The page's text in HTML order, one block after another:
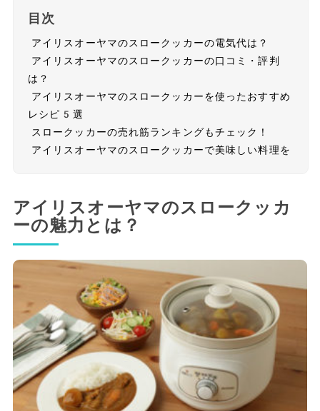
目次
アイリスオーヤマのスロークッカーの電気代は？
アイリスオーヤマのスロークッカーの口コミ・評判
は？
アイリスオーヤマのスロークッカーを使ったおすすめ
レシピ5選
スロークッカーの売れ筋ランキングもチェック！
アイリスオーヤマのスロークッカーで美味しい料理を
アイリスオーヤマのスロークッカ
ーの魅力とは？